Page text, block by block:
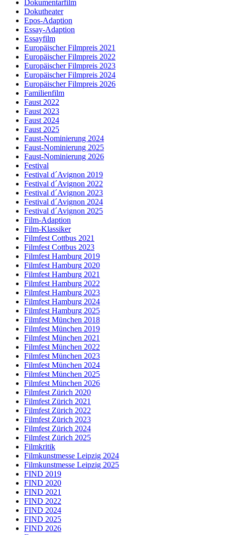
Dokumentarfilm
Dokutheater
Epos-Adaption
Essay-Adaption
Essayfilm
Europäischer Filmpreis 2021
Europäischer Filmpreis 2022
Europäischer Filmpreis 2023
Europäischer Filmpreis 2024
Europäischer Filmpreis 2026
Familienfilm
Faust 2022
Faust 2023
Faust 2024
Faust 2025
Faust-Nominierung 2024
Faust-Nominierung 2025
Faust-Nominierung 2026
Festival
Festival d´Avignon 2019
Festival d´Avignon 2022
Festival d´Avignon 2023
Festival d´Avignon 2024
Festival d´Avignon 2025
Film-Adaption
Film-Klassiker
Filmfest Cottbus 2021
Filmfest Cottbus 2023
Filmfest Hamburg 2019
Filmfest Hamburg 2020
Filmfest Hamburg 2021
Filmfest Hamburg 2022
Filmfest Hamburg 2023
Filmfest Hamburg 2024
Filmfest Hamburg 2025
Filmfest München 2018
Filmfest München 2019
Filmfest München 2021
Filmfest München 2022
Filmfest München 2023
Filmfest München 2024
Filmfest München 2025
Filmfest München 2026
Filmfest Zürich 2020
Filmfest Zürich 2021
Filmfest Zürich 2022
Filmfest Zürich 2023
Filmfest Zürich 2024
Filmfest Zürich 2025
Filmkritik
Filmkunstmesse Leipzig 2024
Filmkunstmesse Leipzig 2025
FIND 2019
FIND 2020
FIND 2021
FIND 2022
FIND 2024
FIND 2025
FIND 2026